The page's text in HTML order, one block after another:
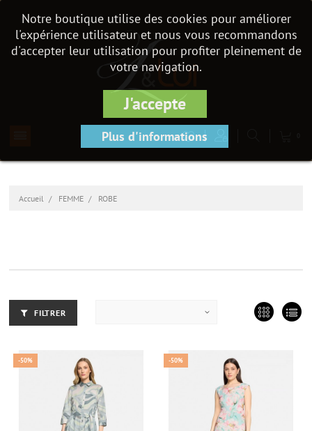
Notre boutique utilise des cookies pour améliorer
l'expérience utilisateur et nous vous recommandons
d'accepter leur utilisation pour profiter pleinement de
votre navigation.
J'accepte
Plus d'informations
Accueil FEMME ROBE
FILTRER
-50% -50%